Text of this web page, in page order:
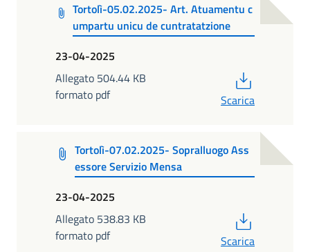
Tortolì-05.02.2025- Art. Atuamentu c
umpartu unicu de cuntratatzione
23-04-2025
Allegato 504.44 KB
formato pdf
Scarica
Tortolì-07.02.2025- Sopralluogo Ass
essore Servizio Mensa
23-04-2025
Allegato 538.83 KB
formato pdf
Scarica